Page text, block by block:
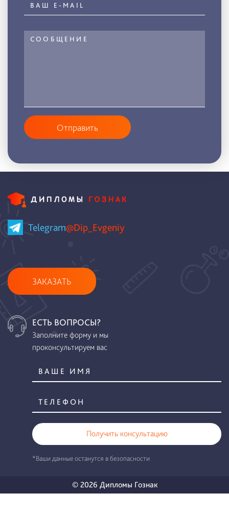
Отправить
Telegram@Dip_Evgeniy
ЗАКАЗАТЬ
ЕСТЬ ВОПРОСЫ?
Заполните форму и мы
проконсультируем вас
Получить консультацию
*Ваши данные останутся в безопасности
© 2026 Дипломы Гознак